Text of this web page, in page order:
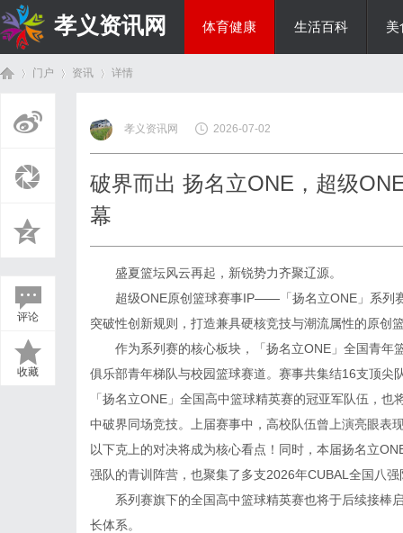
孝义资讯网 体育健康 生活百科 美
门户 资讯
›
详情
评论
收藏
孝义资讯网 2026-07-02
破界而出 扬名立ONE，超级
幕
盛夏篮坛风云再起，新锐势力齐聚辽源。
超级ONE原创篮球赛事IP——「扬名立ONE」系列
突破性创新规则，打造兼具硬核竞技与潮流属性的原创
作为系列赛的核心板块，「扬名立ONE」全国青年
俱乐部青年梯队与校园篮球赛道。赛事共集结16支顶尖
「扬名立ONE」全国高中篮球精英赛的冠亚军队伍，
中破界同场竞技。上届赛事中，高校队伍曾上演亮眼表
以下克上的对决将成为核心看点！同时，本届扬名立
强队的青训阵营，也聚集了多支2026年CUBAL全国八
系列赛旗下的全国高中篮球精英赛也将于后续接棒
长体系。